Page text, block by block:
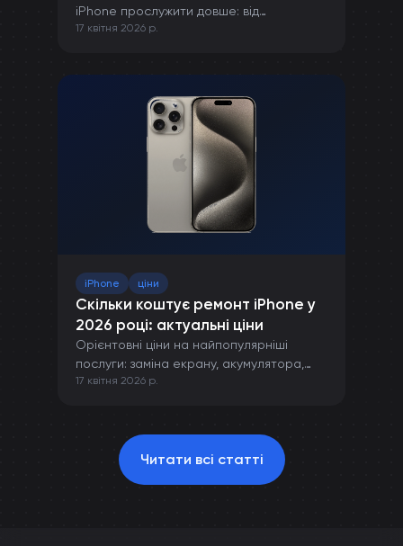
iPhone прослужити довше: від
правильної зарядки до захисту від
17 квітня 2026 р.
iPhone ціни
Скільки коштує ремонт iPhone у
2026 році: актуальні ціни
Орієнтовні ціни на найпопулярніші
послуги: заміна екрану, акумулятора,
камери та інших компонентів iPhone.
17 квітня 2026 р.
Читати всі статті